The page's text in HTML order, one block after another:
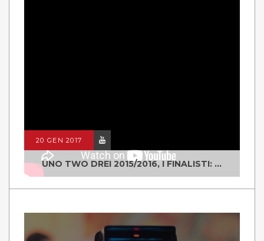
20 GEN 2017
UNO TWO DREI 2015/2016, I FINALISTI: CLASSE IV ALS ISTITUTO "DEGASPERI" BORGO VALSUGANA